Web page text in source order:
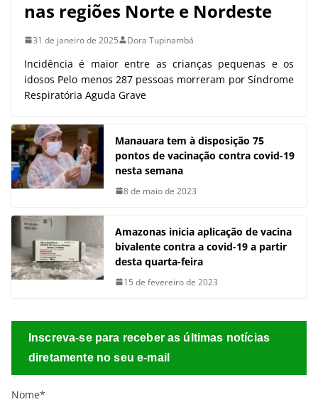
nas regiões Norte e Nordeste
31 de janeiro de 2025 Dora Tupinambá
Incidência é maior entre as crianças pequenas e os
idosos Pelo menos 287 pessoas morreram por Síndrome
Respiratória Aguda Grave
Manauara tem à disposição 75
pontos de vacinação contra covid-19
nesta semana
8 de maio de 2023
Amazonas inicia aplicação de vacina
bivalente contra a covid-19 a partir
desta quarta-feira
15 de fevereiro de 2023
Inscreva-se para receber as últimas notícias
diretamente no seu e-mail
Nome*